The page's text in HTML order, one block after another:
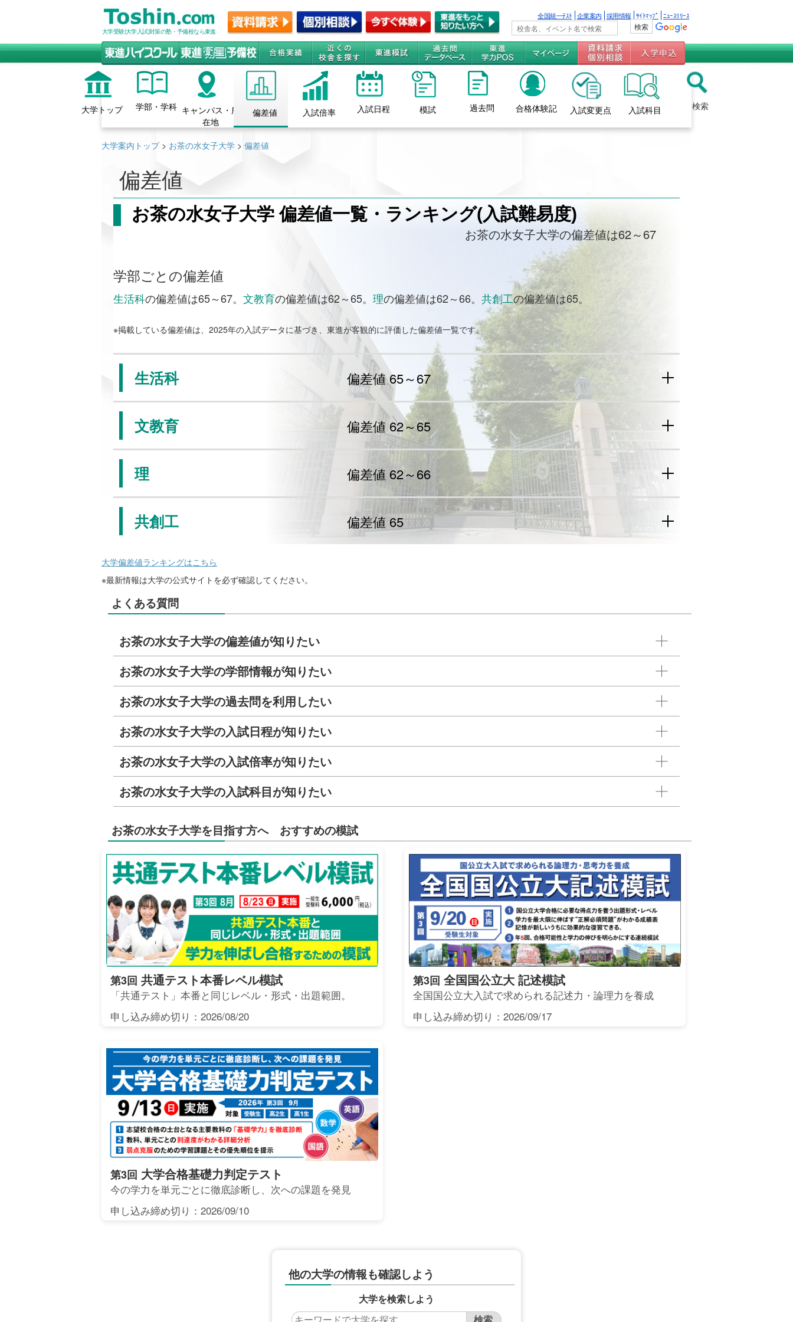
大学受験(大学入試)対策の塾・予備校なら東進
全国統一ﾃｽﾄ 企業案内 採用情報 ｻｲﾄﾏｯﾌﾟ ﾆｭｰｽﾘﾘｰｽ
大学トップ 学部・学科 キャンパス・所
在地
偏差値 入試倍率 入試日程 模試 過去問 合格体験記 入試変更点 入試科目 検索
大学案内トップ> お茶の水女子大学 > 偏差値
偏差値
お茶の水女子大学 偏差値一覧・ランキング(入試難易度)
お茶の水女子大学の偏差値は62～67
学部ごとの偏差値
生活科の偏差値は65～67。 文教育の偏差値は62～65。 理の偏差値は62～66。 共創工の偏差値は65。
※掲載している偏差値は、2025年の入試データに基づき、東進が客観的に評価した偏差値一覧です。
生活科 偏差値 65～67
文教育 偏差値 62～65
理 偏差値 62～66
共創工 偏差値 65
大学偏差値ランキングはこちら
※最新情報は大学の公式サイトを必ず確認してください。
よくある質問
お茶の水女子大学の偏差値が知りたい
お茶の水女子大学の学部情報が知りたい
お茶の水女子大学の過去問を利用したい
お茶の水女子大学の入試日程が知りたい
お茶の水女子大学の入試倍率が知りたい
お茶の水女子大学の入試科目が知りたい
お茶の水女子大学を目指す方へ おすすめの模試
第3回 共通テスト本番レベル模試
「共通テスト」本番と同じレベル・形式・出題範囲。
申し込み締め切り：2026/08/20
第3回 全国国公立大 記述模試
全国国公立大入試で求められる記述力・論理力を養成
申し込み締め切り：2026/09/17
第3回 大学合格基礎力判定テスト
今の学力を単元ごとに徹底診断し、次への課題を発見
申し込み締め切り：2026/09/10
他の大学の情報も確認しよう
大学を検索しよう